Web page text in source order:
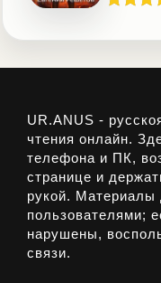
UR.ANUS -
чтения онлайн.
телефона и ПК,
странице и
рукой. Материалы
пользователями;
нарушены,
связи.